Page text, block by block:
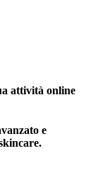
attività online
e